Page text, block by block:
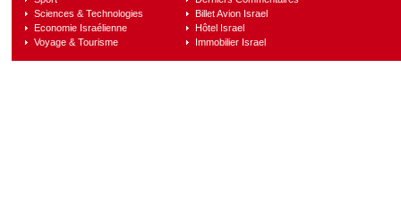
Sciences & Technologies
Economie Israélienne
Voyage & Tourisme
Billet Avion Israel
Hôtel Israel
Immobilier Israel